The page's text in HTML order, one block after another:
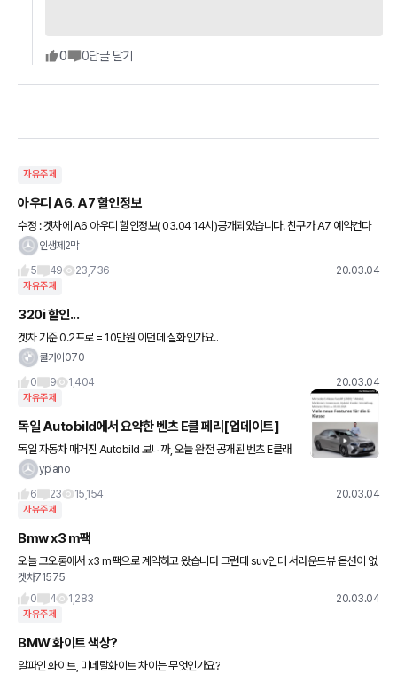
0 0답글 달기
자유주제
아우디 A6. A7 할인정보
수정 : 겟차에 A6 아우디 할인정보( 03.04 14시)공개되었습니다. 친구가 A7 예약건다
고 아우디 딜러분 한테 이야기 주고 받는다길래 정보 얻어왔습니다. A6 가솔린 프리미엄
인생제2막
5
49 23,736 20.03.04
자유주제
320i 할인...
겟차 기준 0.2프로 = 10만원 이던데 실화인가요..
쿨가이070
0
9 1,404 20.03.04
자유주제
독일 Autobild에서 요약한 벤츠 E클 페리[업데이트]
독일 자동차 매거진 Autobild 보니까, 오늘 완전 공개된 벤츠 E클래
스 페이스리프트 차이점을 요약해서 올렸네요: 가장 큰 차이점은 좀
ypiano
6
23 15,154 20.03.04
자유주제
Bmw x3 m팩
오늘 코오롱에서 x3 m팩으로 계약하고 왔습니다 그런데 suv인데 서라운드뷰 옵션이 없
길래 추가 안되냐니 안된다고 하네요. 도이치랑 바바리안에는 옵션으로 추가된 에디션 모
델이 있다고 하던데 맞나
겟차71575
0
4 1,283 20.03.04
자유주제
BMW 화이트 색상?
알파인 화이트, 미네랄화이트 차이는 무엇인가요?